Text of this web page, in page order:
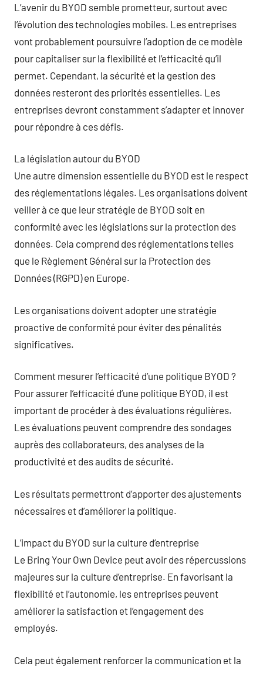
L’avenir du BYOD semble prometteur, surtout avec
l’évolution des technologies mobiles. Les entreprises
vont probablement poursuivre l’adoption de ce modèle
pour capitaliser sur la flexibilité et l’efficacité qu’il
permet. Cependant, la sécurité et la gestion des
données resteront des priorités essentielles. Les
entreprises devront constamment s’adapter et innover
pour répondre à ces défis.
La législation autour du BYOD
Une autre dimension essentielle du BYOD est le respect
des réglementations légales. Les organisations doivent
veiller à ce que leur stratégie de BYOD soit en
conformité avec les législations sur la protection des
données. Cela comprend des réglementations telles
que le Règlement Général sur la Protection des
Données (RGPD) en Europe.
Les organisations doivent adopter une stratégie
proactive de conformité pour éviter des pénalités
significatives.
Comment mesurer l’efficacité d’une politique BYOD ?
Pour assurer l’efficacité d’une politique BYOD, il est
important de procéder à des évaluations régulières.
Les évaluations peuvent comprendre des sondages
auprès des collaborateurs, des analyses de la
productivité et des audits de sécurité.
Les résultats permettront d’apporter des ajustements
nécessaires et d’améliorer la politique.
L’impact du BYOD sur la culture d’entreprise
Le Bring Your Own Device peut avoir des répercussions
majeures sur la culture d’entreprise. En favorisant la
flexibilité et l’autonomie, les entreprises peuvent
améliorer la satisfaction et l’engagement des
employés.
Cela peut également renforcer la communication et la